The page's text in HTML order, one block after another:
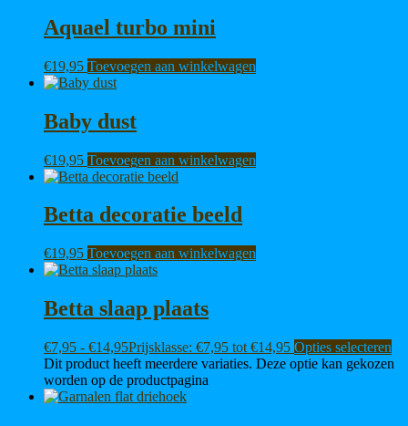
Aquael turbo mini
€19,95 Toevoegen aan winkelwagen
Baby dust
€19,95 Toevoegen aan winkelwagen
Betta decoratie beeld
€19,95 Toevoegen aan winkelwagen
Betta slaap plaats
€7,95 - €14,95Prijsklasse: €7,95 tot €14,95 Opties selecteren
Dit product heeft meerdere variaties. Deze optie kan gekozen
worden op de productpagina